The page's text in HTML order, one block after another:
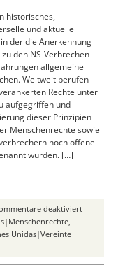
historisches,
und aktuelle
der die Anerkennung
den NS-Verbrechen
allgemeine
Weltweit berufen
Rechte unter
aufgegriffen und
dieser Prinzipien
Menschenrechte sowie
noch offene
wurden. […]
deaktiviertfür
der
,
Unidas|Vereinte